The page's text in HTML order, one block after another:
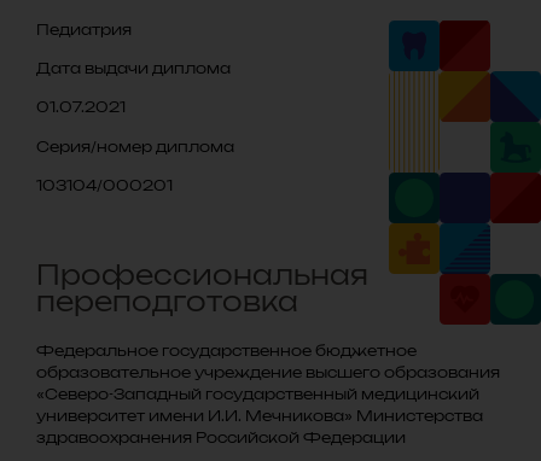
Педиатрия
Дата выдачи диплома
01.07.2021
Серия/номер диплома
103104/000201
Профессиональная
переподготовка
Федеральное государственное бюджетное
образовательное учреждение высшего образования
«Северо-Западный государственный медицинский
университет имени И.И. Мечникова» Министерства
здравоохранения Российской Федерации